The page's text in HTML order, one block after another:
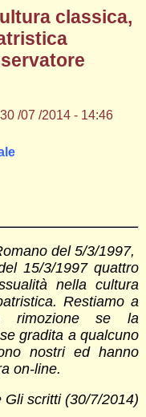
classica,
/07 /2014 - 14:46
del 5/3/1997,
15/3/1997 quattro
nella cultura
Restiamo a
rimozione se la
gradita a qualcuno
nostri ed hanno
on-line.
scritti (30/7/2014)